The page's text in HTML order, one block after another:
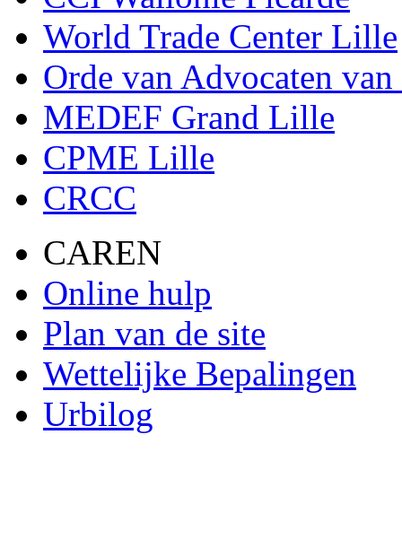
World Trade Center Lille
Orde van Advocaten van
MEDEF Grand Lille
CPME Lille
CRCC
CAREN
Online hulp
Plan van de site
Wettelijke Bepalingen
Urbilog